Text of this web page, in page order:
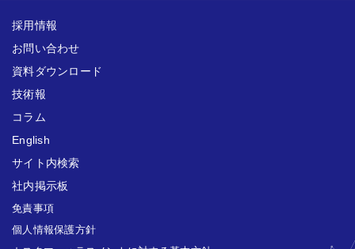
採用情報
お問い合わせ
資料ダウンロード
技術報
コラム
English
サイト内検索
社内掲示板
免責事項
個人情報保護方針